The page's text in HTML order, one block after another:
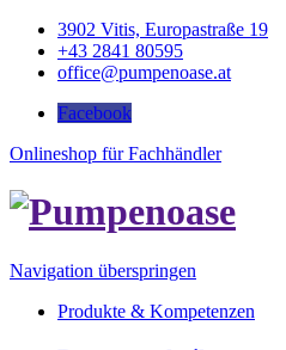
3902 Vitis, Europastraße 19
+43 2841 80595
office@pumpenoase.at
Facebook
Onlineshop für Fachhändler
Navigation überspringen
Produkte & Kompetenzen